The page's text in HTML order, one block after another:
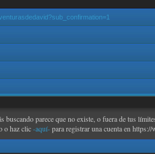
buscando parece que no existe, o fuera de tus
o haz clic-aquí-para registrar una cuenta en